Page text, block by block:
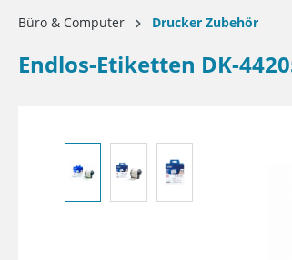
Büro & Computer Drucker Zubehör
Endlos-Etiketten DK-